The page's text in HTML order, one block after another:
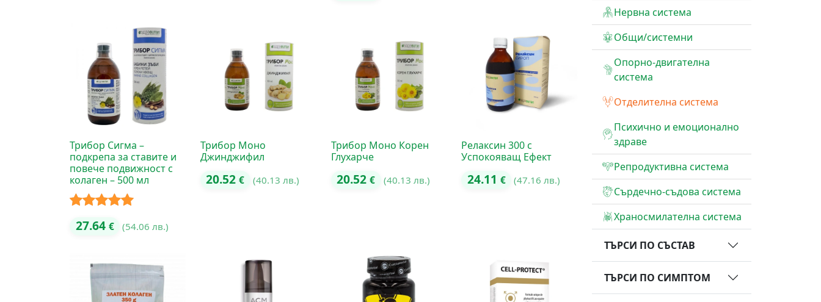
Трибор Сигма –
подкрепа за ставите и
повече подвижност с
колаген – 500 мл
Оценено с
27.64 € (54.06 лв.)
Трибор Моно
Джинджифил
20.52€ (40.13 лв.)
Трибор Моно Корен
Глухарче
20.52€ (40.13 лв.)
Релаксин 300 с
Успокояващ Ефект
24.11 € (47.16 лв.)
Нервна система
Общи/системни
Опорно-двигателна
система
Отделителна система
Психично и емоционално
здраве
Репродуктивна система
Сърдечно-съдова система
Храносмилателна система
ТЪРСИ ПО СЪСТАВ
ТЪРСИ ПО СИМПТОМ